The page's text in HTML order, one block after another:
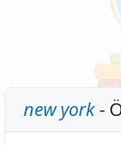
new york-